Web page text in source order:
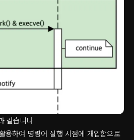
같습니다.
용하여 명령어 실행 시점에 개입함으로